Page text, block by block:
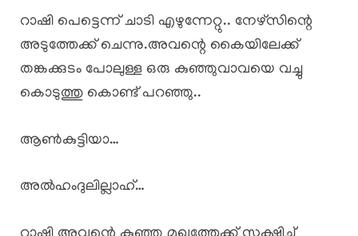
റാഷി പെട്ടെന്ന് ചാടി എഴുന്നേറ്റു.. നേഴ്സിന്റെ
അടുത്തേക്ക് ചെന്നു.അവന്റെ കൈയിലേക്ക്
തങ്കക്കുടം പോലുള്ള ഒരു കുഞ്ഞുവാവയെ വച്ചു
കൊടുത്തു കൊണ്ട് പറഞ്ഞു..
ആൺകുട്ടിയാ…
അൽഹംദുലില്ലാഹ്…